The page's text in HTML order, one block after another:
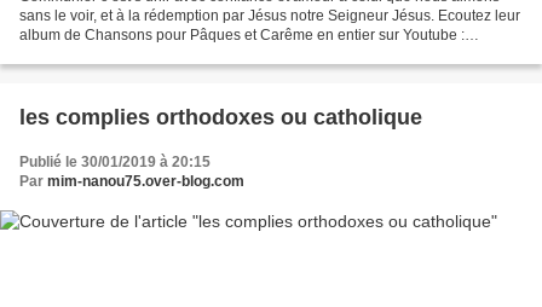
sans le voir, et à la rédemption par Jésus notre Seigneur Jésus. Ecoutez leur
album de Chansons pour Pâques et Carême en entier sur Youtube :
les complies orthodoxes ou catholique
Publié le 30/01/2019 à 20:15
Par mim-nanou75.over-blog.com